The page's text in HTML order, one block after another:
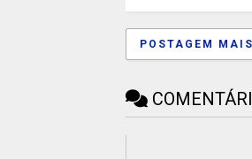
POSTAGEM